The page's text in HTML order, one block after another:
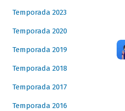
Temporada 2023
Temporada 2020
Temporada 2019
Temporada 2018
Temporada 2017
Temporada 2016